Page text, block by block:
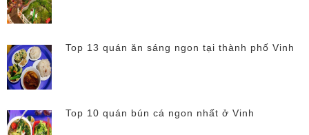
Top 13 quán ăn sáng ngon tại thành phố Vinh
Top 10 quán bún cá ngon nhất ở Vinh